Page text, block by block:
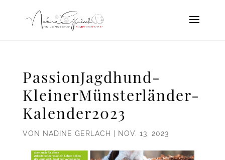
PassionJagdhund-
KleinerMünsterländer-
Kalender2023
VON NADINE GERLACH NOV. 13, 2023